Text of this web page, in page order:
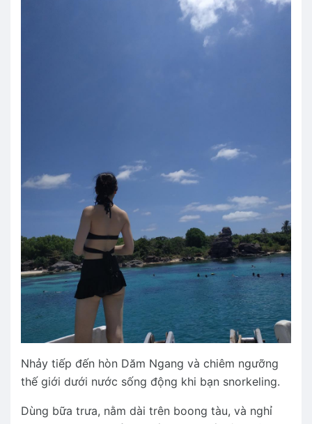
Nhảy tiếp đến hòn Dăm Ngang và chiêm ngưỡng
thế giới dưới nước sống động khi bạn snorkeling.
Dùng bữa trưa, nằm dài trên boong tàu, và nghỉ